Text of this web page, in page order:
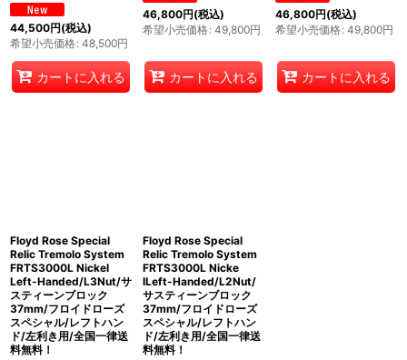
44,500円(税込)
希望小売価格: 48,500円
カートに入れる
46,800円(税込)
希望小売価格: 49,800円
カートに入れる
46,800円(税込)
希望小売価格: 49,800円
カートに入れる
Floyd Rose Special
Relic Tremolo System
FRTS3000L Nickel
Left-Handed/L3Nut/サ
スティーンブロック
37mm/フロイドローズ
スペシャル/レフトハン
ド/左利き用/全国一律送
料無料！
Floyd Rose Special
Relic Tremolo System
FRTS3000L Nicke
lLeft-Handed/L2Nut/
サスティーンブロック
37mm/フロイドローズ
スペシャル/レフトハン
ド/左利き用/全国一律送
料無料！